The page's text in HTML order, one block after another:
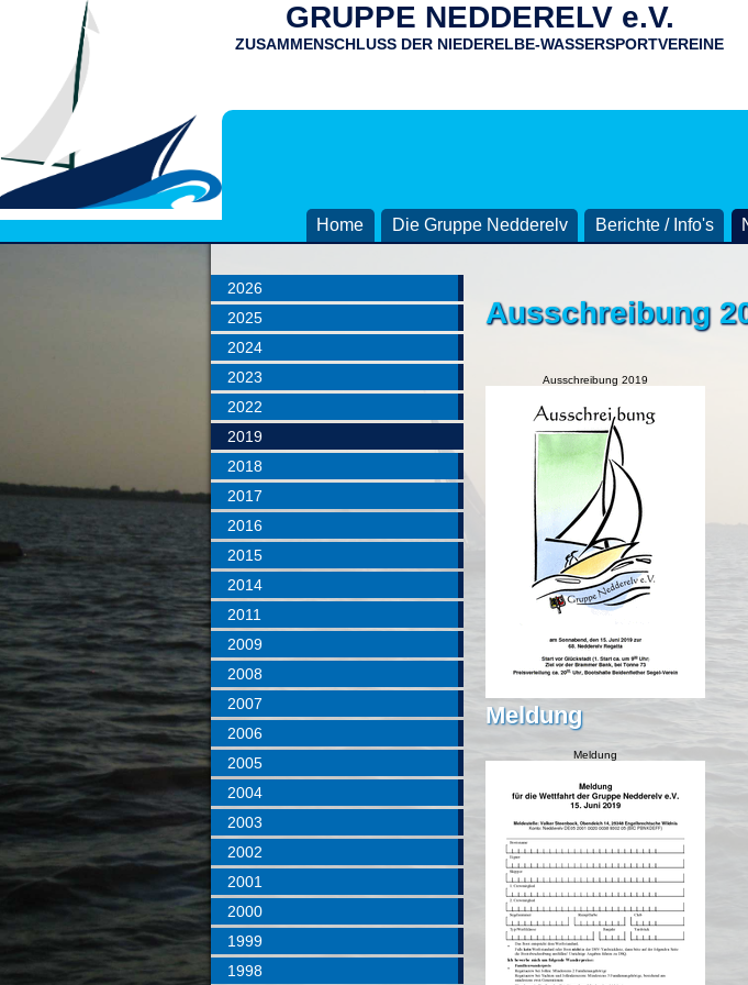
GRUPPE NEDDERELV e.V.
ZUSAMMENSCHLUSS DER NIEDERELBE-WASSERSPORTVEREINE
Home Die Gruppe Nedderelv Berichte / Info's
2026
2025
2024
2023
2022
2019
2018
2017
2016
2015
2014
2011
2009
2008
2007
2006
2005
2004
2003
2002
2001
2000
1999
1998
Ausschreibung
Ausschreibung 2019
Meldung
Meldung